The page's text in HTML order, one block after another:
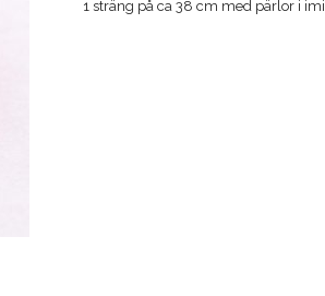
1 sträng på ca 38 cm med pärlor i